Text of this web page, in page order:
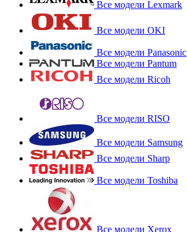
Все модели Lexmark
Все модели OKI
Все модели Panasonic
Все модели Pantum
Все модели Ricoh
Все модели RISO
Все модели Samsung
Все модели Sharp
Все модели Toshiba
Все модели Xerox